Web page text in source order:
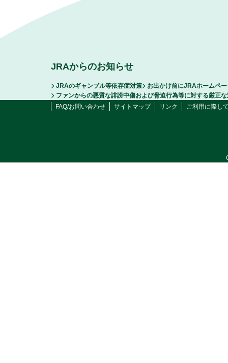
JRAからのお知らせ
JRAのギャンブル等依存症対策
お出かけ前にJRAホームペ
ファンからの悪質な誹謗中傷および脅迫行為等に対する厳正
FAQ/お問い合わせ
サイトマップ リンク ご利用に際し